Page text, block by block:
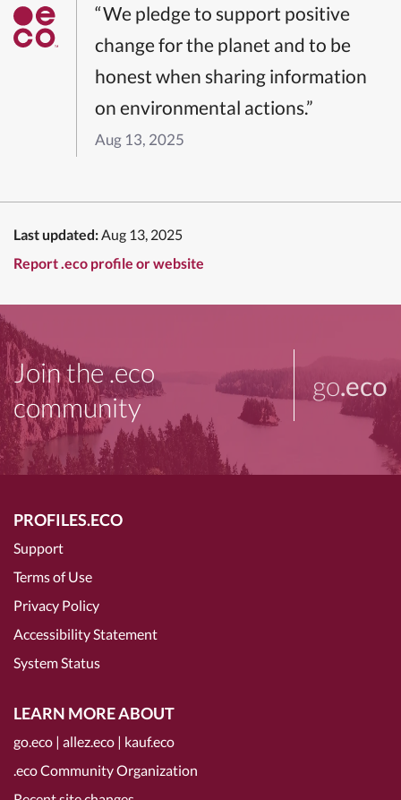
“We pledge to support positive
change for the planet and to be
honest when sharing information
on environmental actions.”
Aug 13, 2025
Last updated:Aug 13, 2025
Report .eco profile or website
Join the .eco
community
go.eco
PROFILES.ECO
Support
Terms of Use
Privacy Policy
Accessibility Statement
System Status
LEARN MORE ABOUT
go.eco | allez.eco | kauf.eco
.eco Community Organization